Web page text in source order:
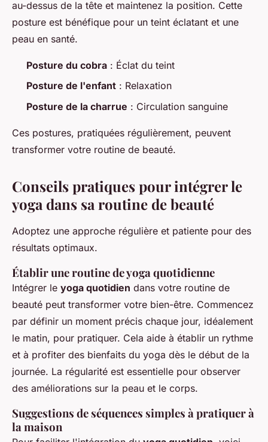
au-dessus de la tête et maintenez la position. Cette
posture est bénéfique pour un teint éclatant et une
peau en santé.
Posture du cobra : Éclat du teint
Posture de l'enfant : Relaxation
Posture de la charrue : Circulation sanguine
Ces postures, pratiquées régulièrement, peuvent
transformer votre routine de beauté.
Conseils pratiques pour intégrer le
yoga dans sa routine de beauté
Adoptez une approche régulière et patiente pour des
résultats optimaux.
Établir une routine de yoga quotidienne
Intégrer le yoga quotidien dans votre routine de
beauté peut transformer votre bien-être. Commencez
par définir un moment précis chaque jour, idéalement
le matin, pour pratiquer. Cela aide à établir un rythme
et à profiter des bienfaits du yoga dès le début de la
journée. La régularité est essentielle pour observer
des améliorations sur la peau et le corps.
Suggestions de séquences simples à pratiquer à
la maison